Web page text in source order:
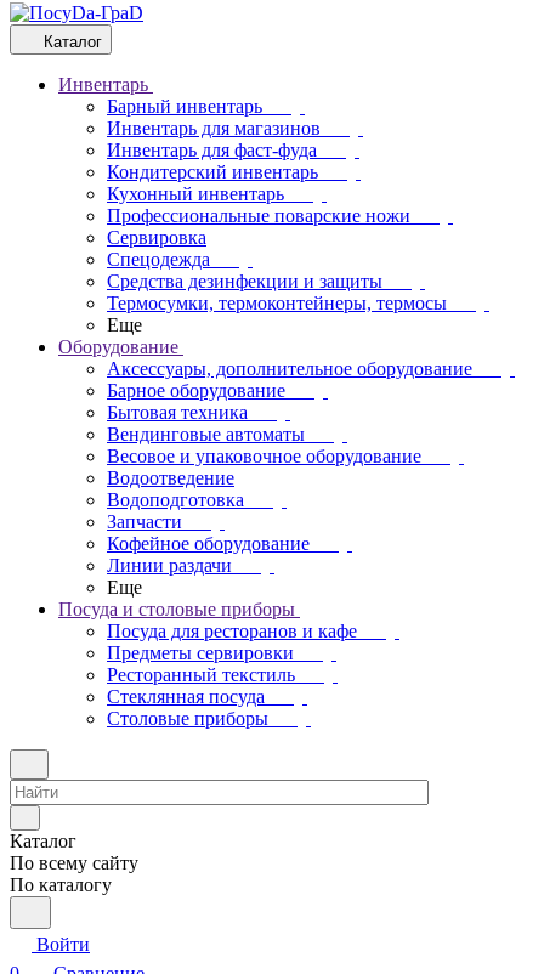
Каталог
Инвентарь
Барный инвентарь
Инвентарь для магазинов
Инвентарь для фаст-фуда
Кондитерский инвентарь
Кухонный инвентарь
Профессиональные поварские ножи
Сервировка
Спецодежда
Средства дезинфекции и защиты
Термосумки, термоконтейнеры, термосы
Еще
Оборудование
Аксессуары, дополнительное оборудование
Барное оборудование
Бытовая техника
Вендинговые автоматы
Весовое и упаковочное оборудование
Водоотведение
Водоподготовка
Запчасти
Кофейное оборудование
Линии раздачи
Еще
Посуда и столовые приборы
Посуда для ресторанов и кафе
Предметы сервировки
Ресторанный текстиль
Стеклянная посуда
Столовые приборы
Каталог
По всему сайту
По каталогу
Войти